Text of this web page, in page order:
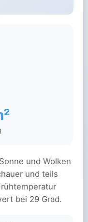
und Wolken
und teils
bei 29 Grad.